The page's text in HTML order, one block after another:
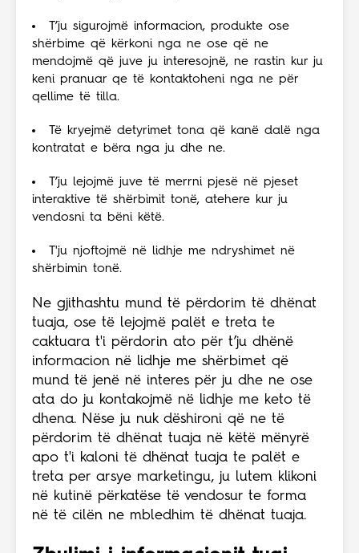
T’ju sigurojmë informacion, produkte ose
shërbime që kërkoni nga ne ose që ne
mendojmë që juve ju interesojnë, ne rastin kur ju
keni pranuar qe të kontaktoheni nga ne për
qellime të tilla.
Të kryejmë detyrimet tona që kanë dalë nga
kontratat e bëra nga ju dhe ne.
T’ju lejojmë juve të merrni pjesë në pjeset
interaktive të shërbimit tonë, atehere kur ju
vendosni ta bëni këtë.
T'ju njoftojmë në lidhje me ndryshimet në
shërbimin tonë.
Ne gjithashtu mund të përdorim të dhënat
tuaja, ose të lejojmë palët e treta te
caktuara t'i përdorin ato për t’ju dhënë
informacion në lidhje me shërbimet që
mund të jenë në interes për ju dhe ne ose
ata do ju kontakojmë në lidhje me keto të
dhena. Nëse ju nuk dëshironi që ne të
përdorim të dhënat tuaja në këtë mënyrë
apo t'i kaloni të dhënat tuaja te palët e
treta per arsye marketingu, ju lutem klikoni
në kutinë përkatëse të vendosur te forma
në të cilën ne mbledhim të dhënat tuaja.